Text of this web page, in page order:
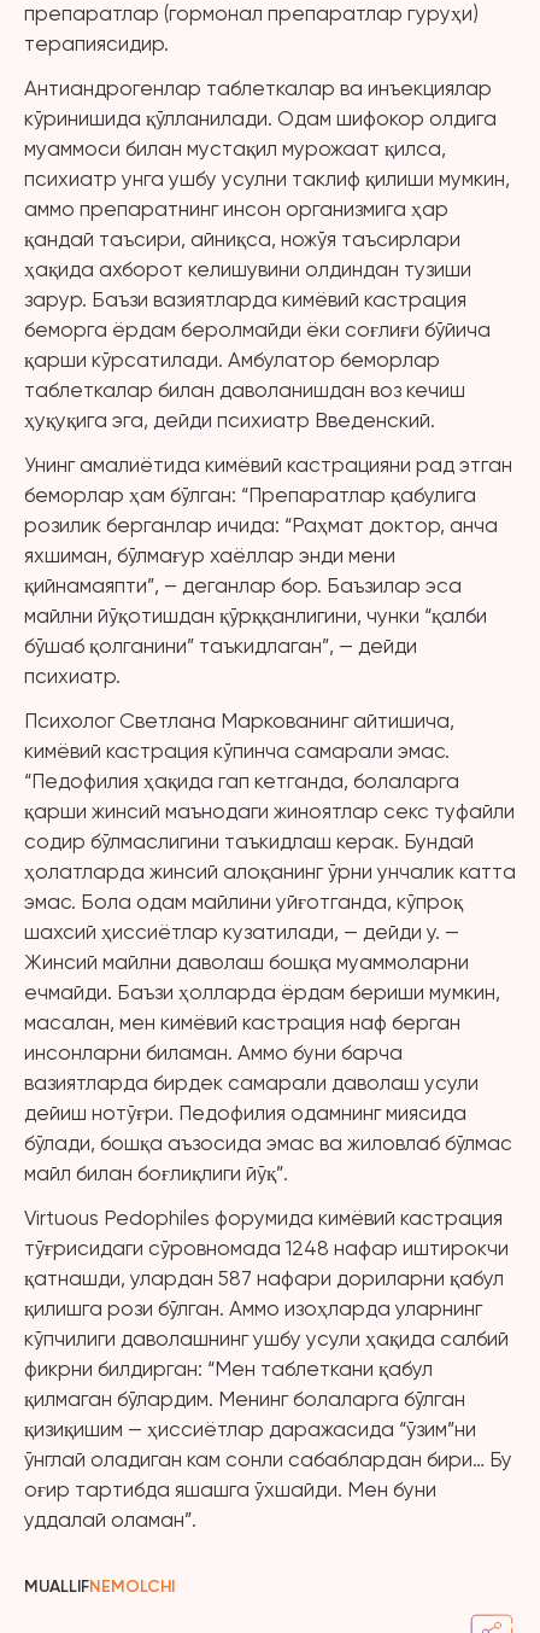
препаратлар (гормонал препаратлар гуруҳи)
терапиясидир.
Антиандрогенлар таблеткалар ва инъекциялар
кўринишида қўлланилади. Одам шифокор олдига
муаммоси билан мустақил мурожаат қилса,
психиатр унга ушбу усулни таклиф қилиши мумкин,
аммо препаратнинг инсон организмига ҳар
қандай таъсири, айниқса, ножўя таъсирлари
ҳақида ахборот келишувини олдиндан тузиши
зарур. Баъзи вазиятларда кимёвий кастрация
беморга ёрдам беролмайди ёки соғлиғи бўйича
қарши кўрсатилади. Амбулатор беморлар
таблеткалар билан даволанишдан воз кечиш
ҳуқуқига эга, дейди психиатр Введенский.
Унинг амалиётида кимёвий кастрацияни рад этган
беморлар ҳам бўлган: “Препаратлар қабулига
розилик берганлар ичида: “Раҳмат доктор, анча
яхшиман, бўлмағур хаёллар энди мени
қийнамаяпти”, – деганлар бор. Баъзилар эса
майлни йўқотишдан қўрққанлигини, чунки “қалби
бўшаб қолганини” таъкидлаган”, — дейди
психиатр.
Психолог Светлана Маркованинг айтишича,
кимёвий кастрация кўпинча самарали эмас.
“Педофилия ҳақида гап кетганда, болаларга
қарши жинсий маънодаги жиноятлар секс туфайли
содир бўлмаслигини таъкидлаш керак. Бундай
ҳолатларда жинсий алоқанинг ўрни унчалик катта
эмас. Бола одам майлини уйғотганда, кўпроқ
шахсий ҳиссиётлар кузатилади, — дейди у. —
Жинсий майлни даволаш бошқа муаммоларни
ечмайди. Баъзи ҳолларда ёрдам бериши мумкин,
масалан, мен кимёвий кастрация наф берган
инсонларни биламан. Аммо буни барча
вазиятларда бирдек самарали даволаш усули
дейиш нотўғри. Педофилия одамнинг миясида
бўлади, бошқа аъзосида эмас ва жиловлаб бўлмас
майл билан боғлиқлиги йўқ”.
Virtuous Pedophiles форумида кимёвий кастрация
тўғрисидаги сўровномада 1248 нафар иштирокчи
қатнашди, улардан 587 нафари дориларни қабул
қилишга рози бўлган. Аммо изоҳларда уларнинг
кўпчилиги даволашнинг ушбу усули ҳақида салбий
фикрни билдирган: “Мен таблеткани қабул
қилмаган бўлардим. Менинг болаларга бўлган
қизиқишим — ҳиссиётлар даражасида “ўзим”ни
ўнглай оладиган кам сонли сабаблардан бири… Бу
оғир тартибда яшашга ўхшайди. Мен буни
уддалай оламан”.
MUALLIFNEMOLCHI